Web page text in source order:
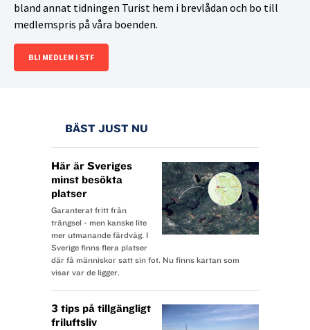
bland annat tidningen Turist hem i brevlådan och bo till
medlemspris på våra boenden.
BLI MEDLEM I STF
BÄST JUST NU
Här är Sveriges
minst besökta
platser
Garanterat fritt från
trängsel - men kanske lite
mer utmanande färdväg. I
Sverige finns flera platser
där få människor satt sin fot. Nu finns kartan som
visar var de ligger.
3 tips på tillgängligt
friluftsliv